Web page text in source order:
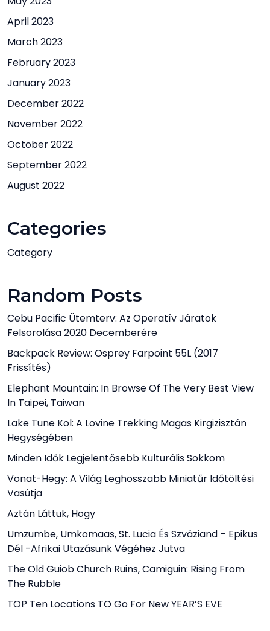
April 2023
March 2023
February 2023
January 2023
December 2022
November 2022
October 2022
September 2022
August 2022
Categories
Category
Random Posts
Cebu Pacific Ütemterv: Az Operatív Járatok
Felsorolása 2020 Decemberére
Backpack Review: Osprey Farpoint 55L (2017
Frissítés)
Elephant Mountain: In Browse Of The Very Best View
In Taipei, Taiwan
Lake Tune Kol: A Lovine Trekking Magas Kirgizisztán
Hegységében
Minden Idők Legjelentősebb Kulturális Sokkom
Vonat-Hegy: A Világ Leghosszabb Miniatűr Időtöltési
Vasútja
Aztán Láttuk, Hogy
Umzumbe, Umkomaas, St. Lucia És Szváziand – Epikus
Dél -afrikai Utazásunk Végéhez Jutva
The Old Guiob Church Ruins, Camiguin: Rising From
The Rubble
TOP Ten Locations TO Go For New YEAR’S EVE